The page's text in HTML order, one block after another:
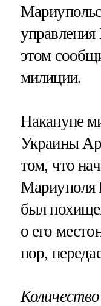
этом
милиции.
Накануне
Украины
том, что
Мариуполя
был
о его
пор,